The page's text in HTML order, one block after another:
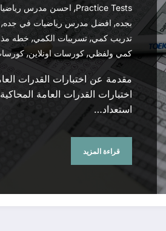
Practice Tests
, احسن مدرس
بجده, افضل مدرس رياضيات في جده,
تدريب كمي,تسريبات الكمي,خطه
كمي ولفظي,كورسات اونلاين,
مقدمة عن اختبارات القدرات
اختبارات القدرات العامة
استعداد…
قراءة المزيد